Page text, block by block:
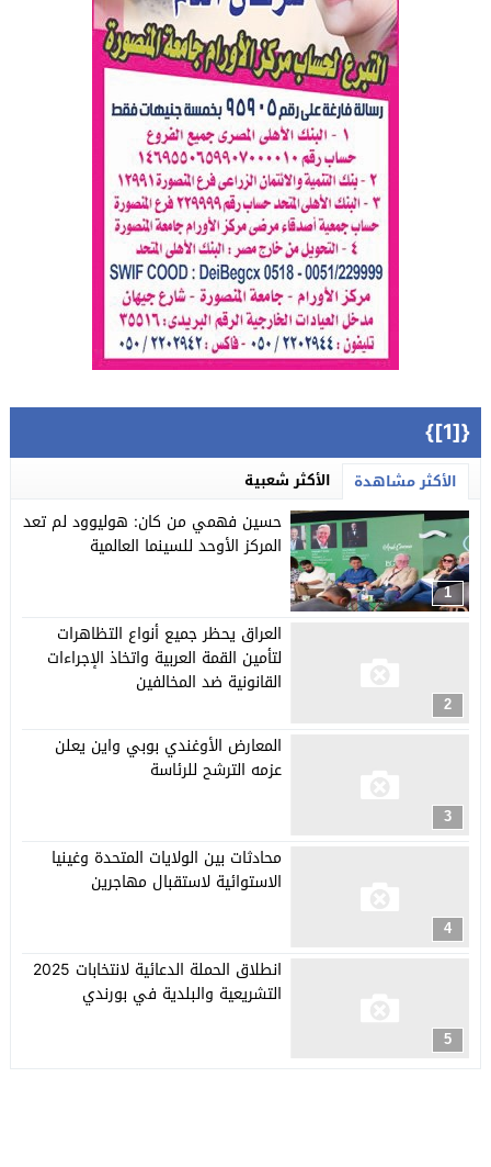
{[1]}
الأكثر مشاهدة الأكثر شعبية
1
حسين فهمي من كان: هوليوود لم تعد
المركز الأوحد للسينما العالمية
2
العراق يحظر جميع أنواع التظاهرات
لتأمين القمة العربية واتخاذ الإجراءات
القانونية ضد المخالفين
3
المعارض الأوغندي بوبي واين يعلن
عزمه الترشح للرئاسة
4
محادثات بين الولايات المتحدة وغينيا
الاستوائية لاستقبال مهاجرين
5
انطلاق الحملة الدعائية لانتخابات 2025
التشريعية والبلدية في بورندي